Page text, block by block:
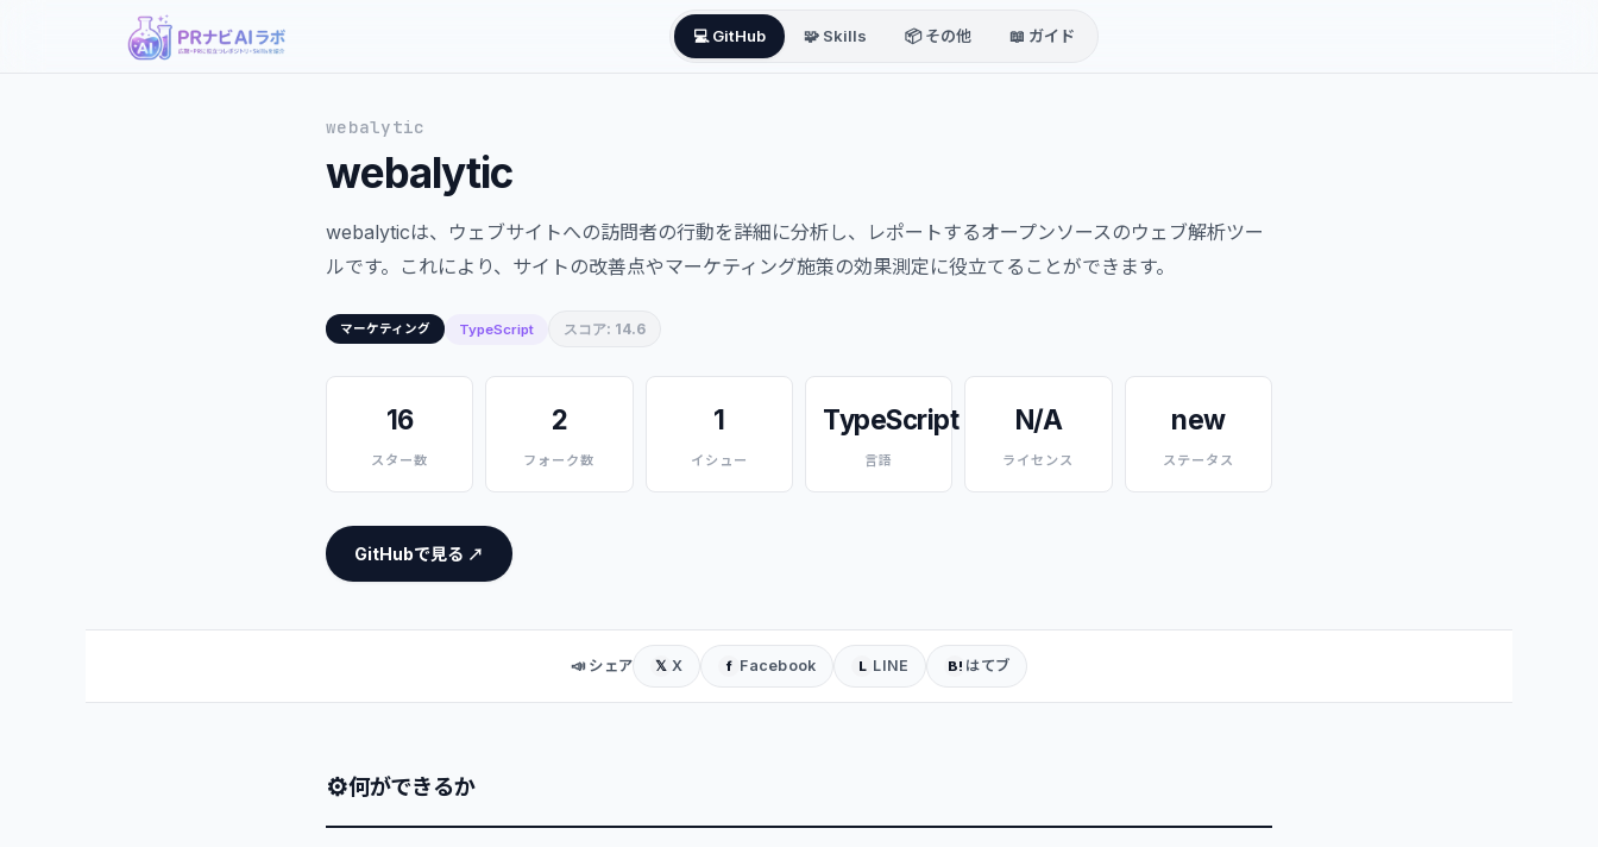
💻 GitHub 🧩 Skills 📦 その他 📖 ガイド
webalytic
webalytic
webalyticは、ウェブサイトへの訪問者の行動を詳細に分析し、レポートするオープンソースのウェブ解析ツー
ルです。これにより、サイトの改善点やマーケティング施策の効果測定に役立てることができます。
マーケティング TypeScript スコア: 14.6
16
スター数
2
フォーク数
1
イシュー
TypeScript
言語
N/A
ライセンス
new
ステータス
GitHubで見る ↗
📣 シェア 𝕏 X f Facebook L LINE B! はてブ
⚙何ができるか